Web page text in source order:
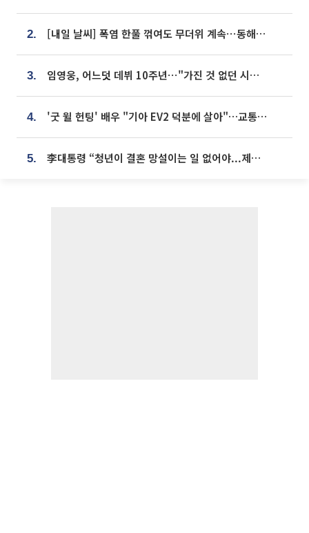
2. [내일 날씨] 폭염 한풀 꺾여도 무더위 계속⋯동해안 이틀 연속 비
3. 임영웅, 어느덧 데뷔 10주년⋯"가진 것 없던 시절, 내 앞엔 20명의 팬뿐"
4. '굿 윌 헌팅' 배우 "기아 EV2 덕분에 살아"…교통사고 후 안전성 극찬
5. 李대통령 “청년이 결혼 망설이는 일 없어야...제도상 불이익 조사”